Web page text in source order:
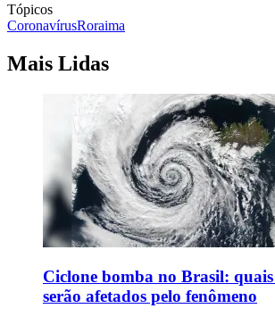
Tópicos
CoronavírusRoraima
Mais Lidas
Ciclone bomba no Brasil: quais
serão afetados pelo fenômeno